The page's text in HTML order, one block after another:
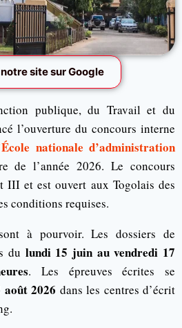
site sur Google
publique, du Travail et du
l’ouverture du concours interne
École nationale d’administration
de l’année 2026. Le concours
III et est ouvert aux Togolais des
conditions requises.
à pourvoir. Les dossiers de
du lundi 15 juin au vendredi 17
. Les épreuves écrites se
août 2026 dans les centres d’écrit